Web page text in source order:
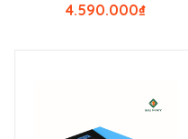
₫
4.590.000